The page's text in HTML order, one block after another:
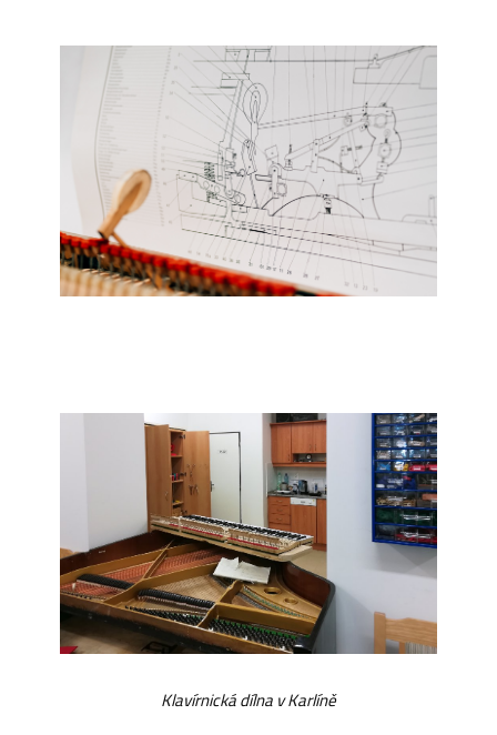
Klavírnická dílna v Karlíně